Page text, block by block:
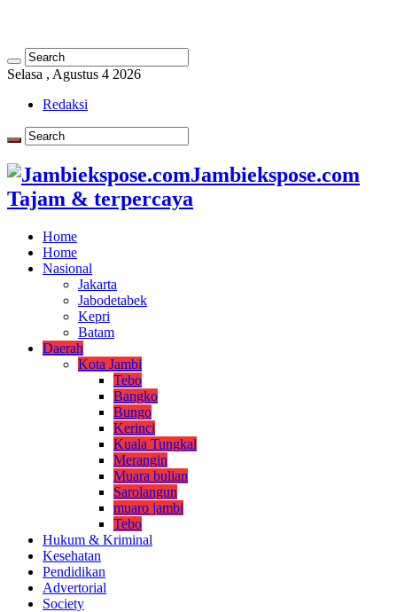
Selasa , Agustus 4 2026
Redaksi
Jambiekspose.com
Tajam & terpercaya
Home
Home
Nasional
Jakarta
Jabodetabek
Kepri
Batam
Daerah
Kota Jambi
Tebo
Bangko
Bungo
Kerinci
Kuala Tungkal
Merangin
Muara bulian
Sarolangun
muaro jambi
Tebo
Hukum & Kriminal
Kesehatan
Pendidikan
Advertorial
Society